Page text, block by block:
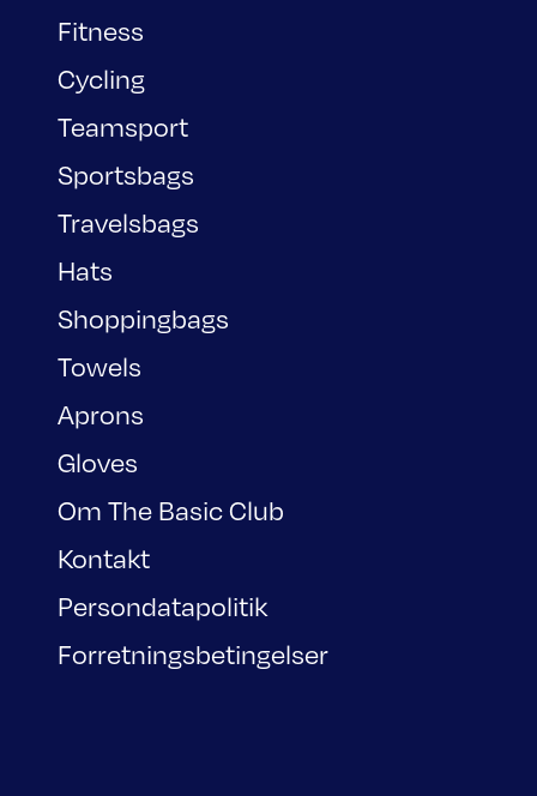
Fitness
Cycling
Teamsport
Sportsbags
Travelsbags
Hats
Shoppingbags
Towels
Aprons
Gloves
Om The Basic Club
Kontakt
Persondatapolitik
Forretningsbetingelser